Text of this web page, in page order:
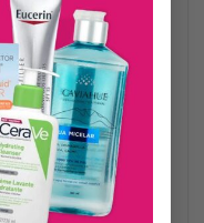
DISNEY PERFUME
INFANTIL CUBES LOS
INCREIBLES x65ML